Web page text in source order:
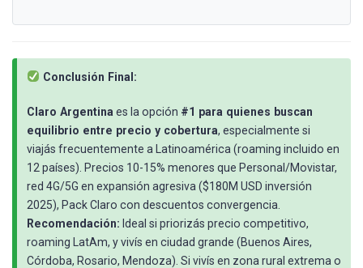
Conclusión Final:
Claro Argentina es la opción #1 para quienes buscan
equilibrio entre precio y cobertura, especialmente si
viajás frecuentemente a Latinoamérica (roaming incluido en
12 países). Precios 10-15% menores que Personal/Movistar,
red 4G/5G en expansión agresiva ($180M USD inversión
2025), Pack Claro con descuentos convergencia.
Recomendación: Ideal si priorizás precio competitivo,
roaming LatAm, y vivís en ciudad grande (Buenos Aires,
Córdoba, Rosario, Mendoza). Si vivís en zona rural extrema o